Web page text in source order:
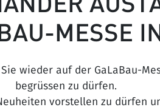
MESSE
wieder auf der GaLaBau-
begrüssen zu dürfen.
vorstellen zu dürfen